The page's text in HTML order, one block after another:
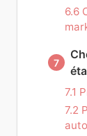
6.6
7
7.1
7.2